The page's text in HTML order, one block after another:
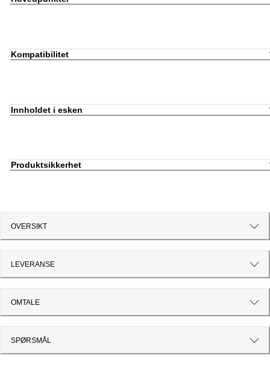
Kompatibilitet
Innholdet i esken
Produktsikkerhet
OVERSIKT
LEVERANSE
OMTALE
SPØRSMÅL